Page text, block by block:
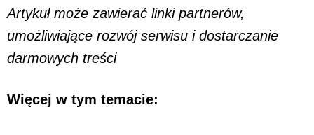
Artykuł może zawierać linki partnerów,
umożliwiające rozwój serwisu i dostarczanie
darmowych treści
Więcej w tym temacie: